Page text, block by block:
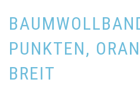
PUNKTEN,
BREIT